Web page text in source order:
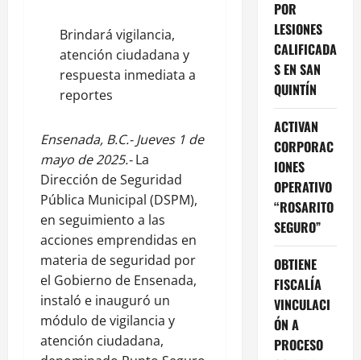
Brindará vigilancia,
atención ciudadana y
respuesta inmediata a
reportes
Ensenada, B.C.- Jueves 1 de
mayo de 2025.-La
Dirección de Seguridad
Pública Municipal (DSPM),
en seguimiento a las
acciones emprendidas en
materia de seguridad por
el Gobierno de Ensenada,
instaló e inauguró un
módulo de vigilancia y
atención ciudadana,
POR
LESIONES
CALIFICADA
S EN SAN
QUINTÍN
ACTIVAN
CORPORAC
IONES
OPERATIVO
“ROSARITO
SEGURO”
OBTIENE
FISCALÍA
VINCULACI
ÓN A
PROCESO